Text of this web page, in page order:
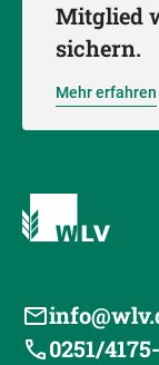
Mitglied
sichern.
Mehr erfahren
0251/